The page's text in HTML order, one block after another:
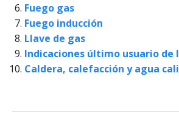
Fuego gas
Fuego inducción
Llave de gas
Indicaciones último usuario de
Caldera, calefacción y agua